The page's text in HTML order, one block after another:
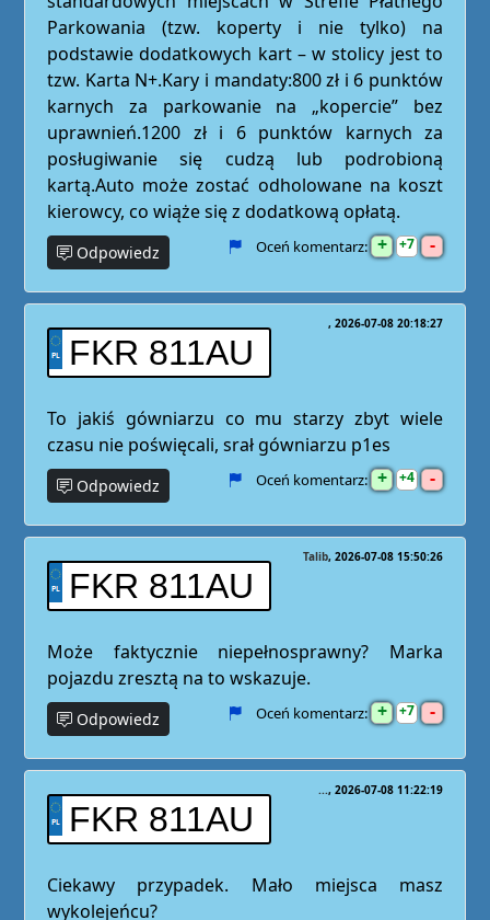
Parkowania (tzw. koperty i nie tylko) na
podstawie dodatkowych kart – w stolicy jest to
tzw. Karta N+.Kary i mandaty:800 zł i 6 punktów
karnych za parkowanie na „kopercie” bez
uprawnień.1200 zł i 6 punktów karnych za
posługiwanie się cudzą lub podrobioną
kartą.Auto może zostać odholowane na koszt
kierowcy, co wiąże się z dodatkową opłatą.
Odpowiedz Oceń komentarz: + 7 -
FKR 811AU
2026-07-08 20:18:27
To jakiś gówniarzu co mu starzy zbyt wiele
czasu nie poświęcali, srał gówniarzu p1es
Odpowiedz Oceń komentarz: + 4 -
FKR 811AU
Talib 2026-07-08 15:50:26
Może faktycznie niepełnosprawny? Marka
pojazdu zresztą na to wskazuje.
Odpowiedz Oceń komentarz: + 7 -
FKR 811AU
... 2026-07-08 11:22:19
Ciekawy przypadek. Mało miejsca masz
wykolejeńcu?